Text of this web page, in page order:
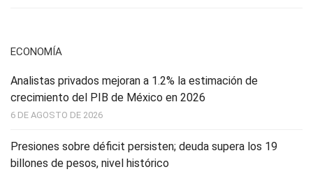
ECONOMÍA
Analistas privados mejoran a 1.2% la estimación de
crecimiento del PIB de México en 2026
6 DE AGOSTO DE 2026
Presiones sobre déficit persisten; deuda supera los 19
billones de pesos, nivel histórico